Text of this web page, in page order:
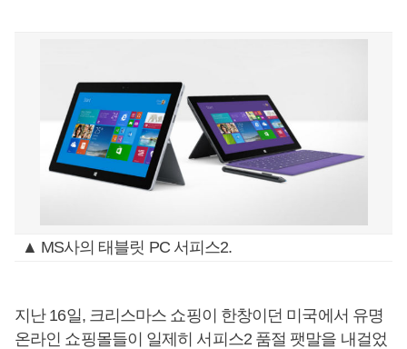
▲ MS사의 태블릿 PC 서피스2.
지난 16일, 크리스마스 쇼핑이 한창이던 미국에서 유명
온라인 쇼핑몰들이 일제히 서피스2 품절 팻말을 내걸었